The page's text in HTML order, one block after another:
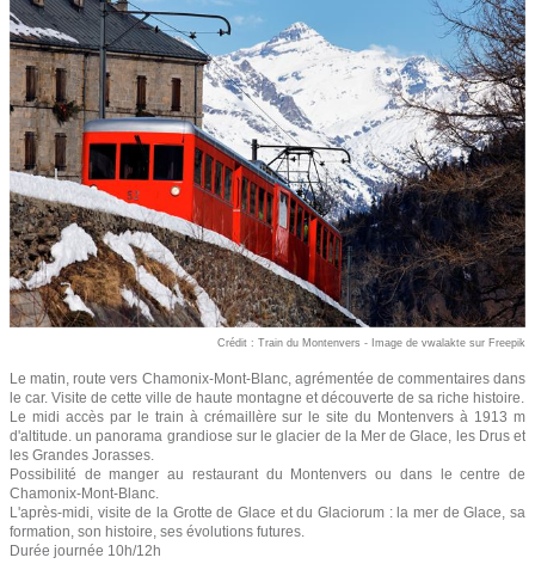
Crédit : Train du Montenvers - Image de vwalakte sur Freepik
Le matin, route vers Chamonix-Mont-Blanc, agrémentée de commentaires dans
le car. Visite de cette ville de haute montagne et découverte de sa riche histoire.
Le midi accès par le train à crémaillère sur le site du Montenvers à 1913 m
d'altitude. un panorama grandiose sur le glacier de la Mer de Glace, les Drus et
les Grandes Jorasses.
Possibilité de manger au restaurant du Montenvers ou dans le centre de
Chamonix-Mont-Blanc.
L'après-midi, visite de la Grotte de Glace et du Glaciorum : la mer de Glace, sa
formation, son histoire, ses évolutions futures.
Durée journée 10h/12h